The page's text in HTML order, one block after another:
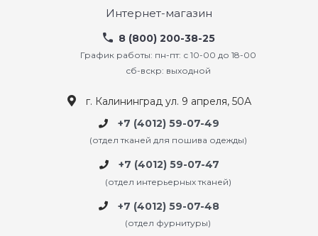
Интернет-магазин
8 (800) 200-38-25
График работы: пн-пт: с 10-00 до 18-00
сб-вскр: выходной
г. Калининград ул. 9 апреля, 50А
+7 (4012) 59-07-49
(отдел тканей для пошива одежды)
+7 (4012) 59-07-47
(отдел интерьерных тканей)
+7 (4012) 59-07-48
(отдел фурнитуры)